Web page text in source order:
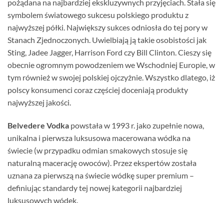
pożądana na najbardziej ekskluzywnych przyjęciach. Stała się
symbolem światowego sukcesu polskiego produktu z
najwyższej półki. Największy sukces odniosła do tej pory w
Stanach Zjednoczonych. Uwielbiają ją takie osobistości jak
Sting, Jadee Jagger, Harrison Ford czy Bill Clinton. Cieszy się
obecnie ogromnym powodzeniem we Wschodniej Europie, w
tym również w swojej polskiej ojczyżnie. Wszystko dlatego, iż
polscy konsumenci coraz częściej doceniają produkty
najwyższej jakości.
Belvedere Vodka powstała w 1993 r. jako zupełnie nowa,
unikalna i pierwsza luksusowa macerowana wódka na
świecie (w przypadku odmian smakowych stosuje się
naturalną macerację owoców). Przez ekspertów została
uznana za pierwszą na świecie wódkę super premium –
definiując standardy tej nowej kategorii najbardziej
luksusowych wódek.